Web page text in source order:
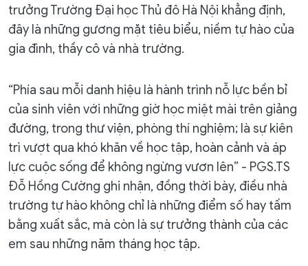
trưởng Trường Đại học Thủ đô Hà Nội khẳng định,
đây là những gương mặt tiêu biểu, niềm tự hào của
gia đình, thầy cô và nhà trường.
“Phía sau mỗi danh hiệu là hành trình nỗ lực bền bỉ
của sinh viên với những giờ học miệt mài trên giảng
đường, trong thư viện, phòng thí nghiệm; là sự kiên
trì vượt qua khó khăn về học tập, hoàn cảnh và áp
lực cuộc sống để không ngừng vươn lên” - PGS.TS
Đỗ Hồng Cường ghi nhận, đồng thời bày, điều nhà
trường tự hào không chỉ là những điểm số hay tấm
bằng xuất sắc, mà còn là sự trưởng thành của các
em sau những năm tháng học tập.